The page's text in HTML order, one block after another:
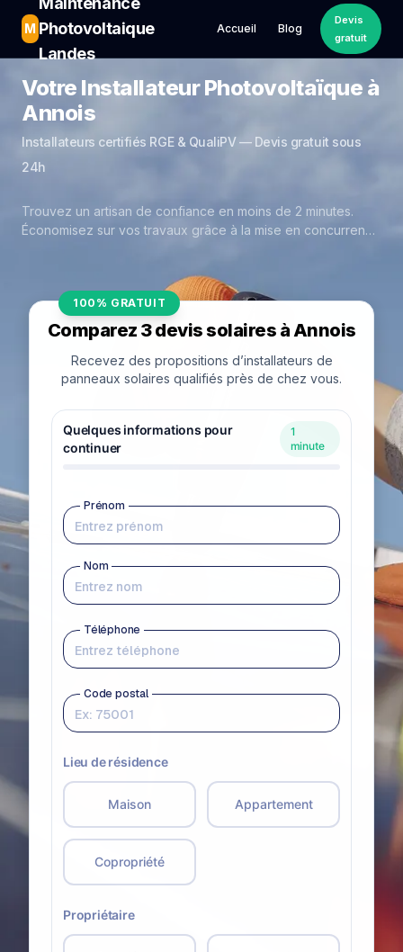
M Photovoltaique
Landes
Accueil Blog
Devis
gratuit
Votre Installateur Photovoltaïque à
Annois
Installateurs certifiés RGE & QualiPV — Devis gratuit sous
24h
Trouvez un artisan de confiance en moins de 2 minutes.
Économisez sur vos travaux grâce à la mise en concurrence
100% GRATUIT
Comparez 3 devis solaires à Annois
Recevez des propositions d’installateurs de
panneaux solaires qualifiés près de chez vous.